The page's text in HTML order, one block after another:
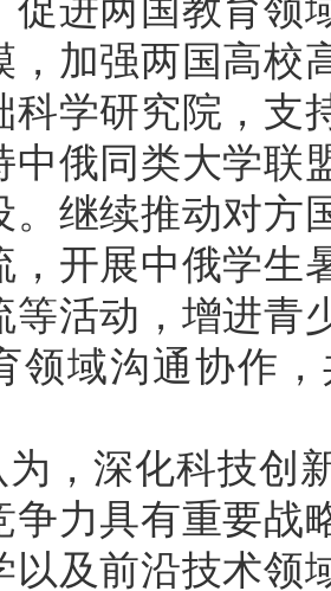
促进两国教育领
，加强两国高校
科学研究院，支
中俄同类大学联
。继续推动对方
，开展中俄学生
等活动，增进青
领域沟通协作
为，深化科技创
争力具有重要战
以及前沿技术领